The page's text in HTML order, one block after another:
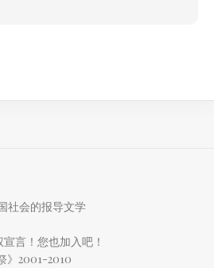
社会的报导文学
言！您也加入吧！
》2001-2010